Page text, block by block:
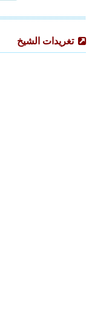
تغريدات الشيخ